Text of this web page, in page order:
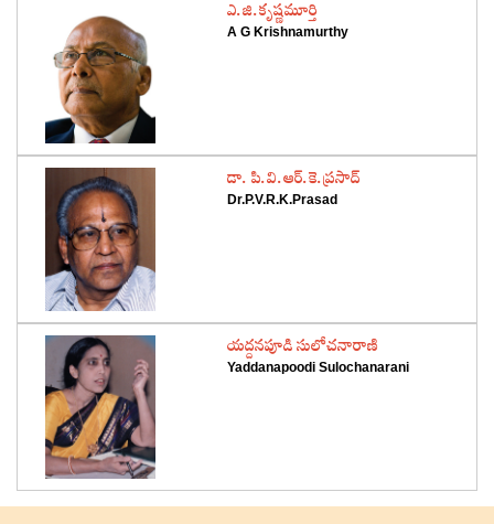
‌ఎ.జి.కృష్ణమూర్తి
A G Krishnamurthy
‌డా. పి.వి.ఆర్‌.కె.ప్రసాద్‌
Dr.P.V.R.K.Prasad
‌యద్దనపూడి సులోచనారాణి
Yaddanapoodi Sulochanarani